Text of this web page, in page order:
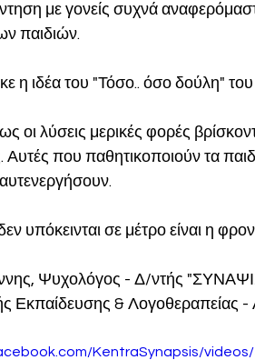
με γονείς συχνά
παιδιών.
η ιδέα του "Τόσο.. όσο δούλη"
οι λύσεις μερικές φορές
Αυτές που παθητικοποιούν τα
υπόκεινται σε μέτρο είναι η
Ψυχολόγος - Δ/ντής
Εκπαίδευσης & Λογοθεραπείας -
KentraSynapsis/